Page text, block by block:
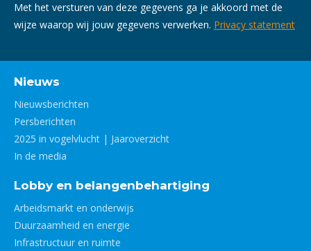
Met het versturen van deze gegevens ga je akkoord met de
wijze waarop wij jouw gegevens verwerken. Privacy statement
Nieuws
Nieuwsberichten
Persberichten
2025 in vogelvlucht | Jaaroverzicht
In de media
Lobby en belangenbehartiging
Arbeidsmarkt en onderwijs
Duurzaamheid en energie
Infrastructuur en ruimte